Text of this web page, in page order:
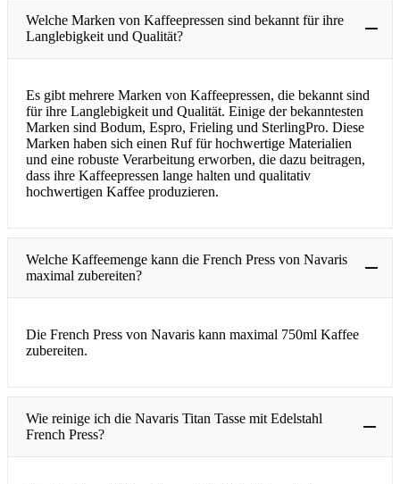
Welche Marken von Kaffeepressen sind bekannt für ihre
Langlebigkeit und Qualität?
Es gibt mehrere Marken von Kaffeepressen, die bekannt sind
für ihre Langlebigkeit und Qualität. Einige der bekanntesten
Marken sind Bodum, Espro, Frieling und SterlingPro. Diese
Marken haben sich einen Ruf für hochwertige Materialien
und eine robuste Verarbeitung erworben, die dazu beitragen,
dass ihre Kaffeepressen lange halten und qualitativ
hochwertigen Kaffee produzieren.
Welche Kaffeemenge kann die French Press von Navaris
maximal zubereiten?
Die French Press von Navaris kann maximal 750ml Kaffee
zubereiten.
Wie reinige ich die Navaris Titan Tasse mit Edelstahl
French Press?